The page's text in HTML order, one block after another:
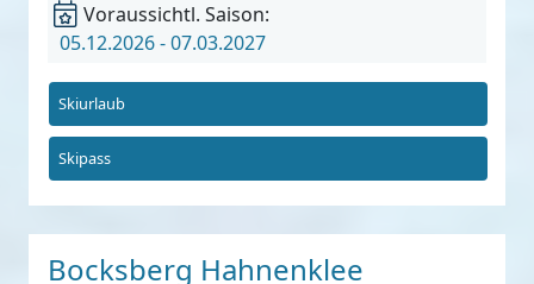
Voraussichtl. Saison:
05.12.2026 - 07.03.2027
Skiurlaub
Skipass
Bocksberg Hahnenklee